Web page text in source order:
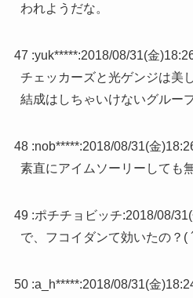
われようだな。
47 :yuk*****:2018/08/31(金
チェッカーズと光ゲンジは美
結成はしちゃいけないグルー
48 :nob*****:2018/08/31(金
素直にアイムソーリーしても
49 :ポチチョビッチ:2018/08/
で、フコイダンて効いたの？(
50 :a_h*****:2018/08/31(金